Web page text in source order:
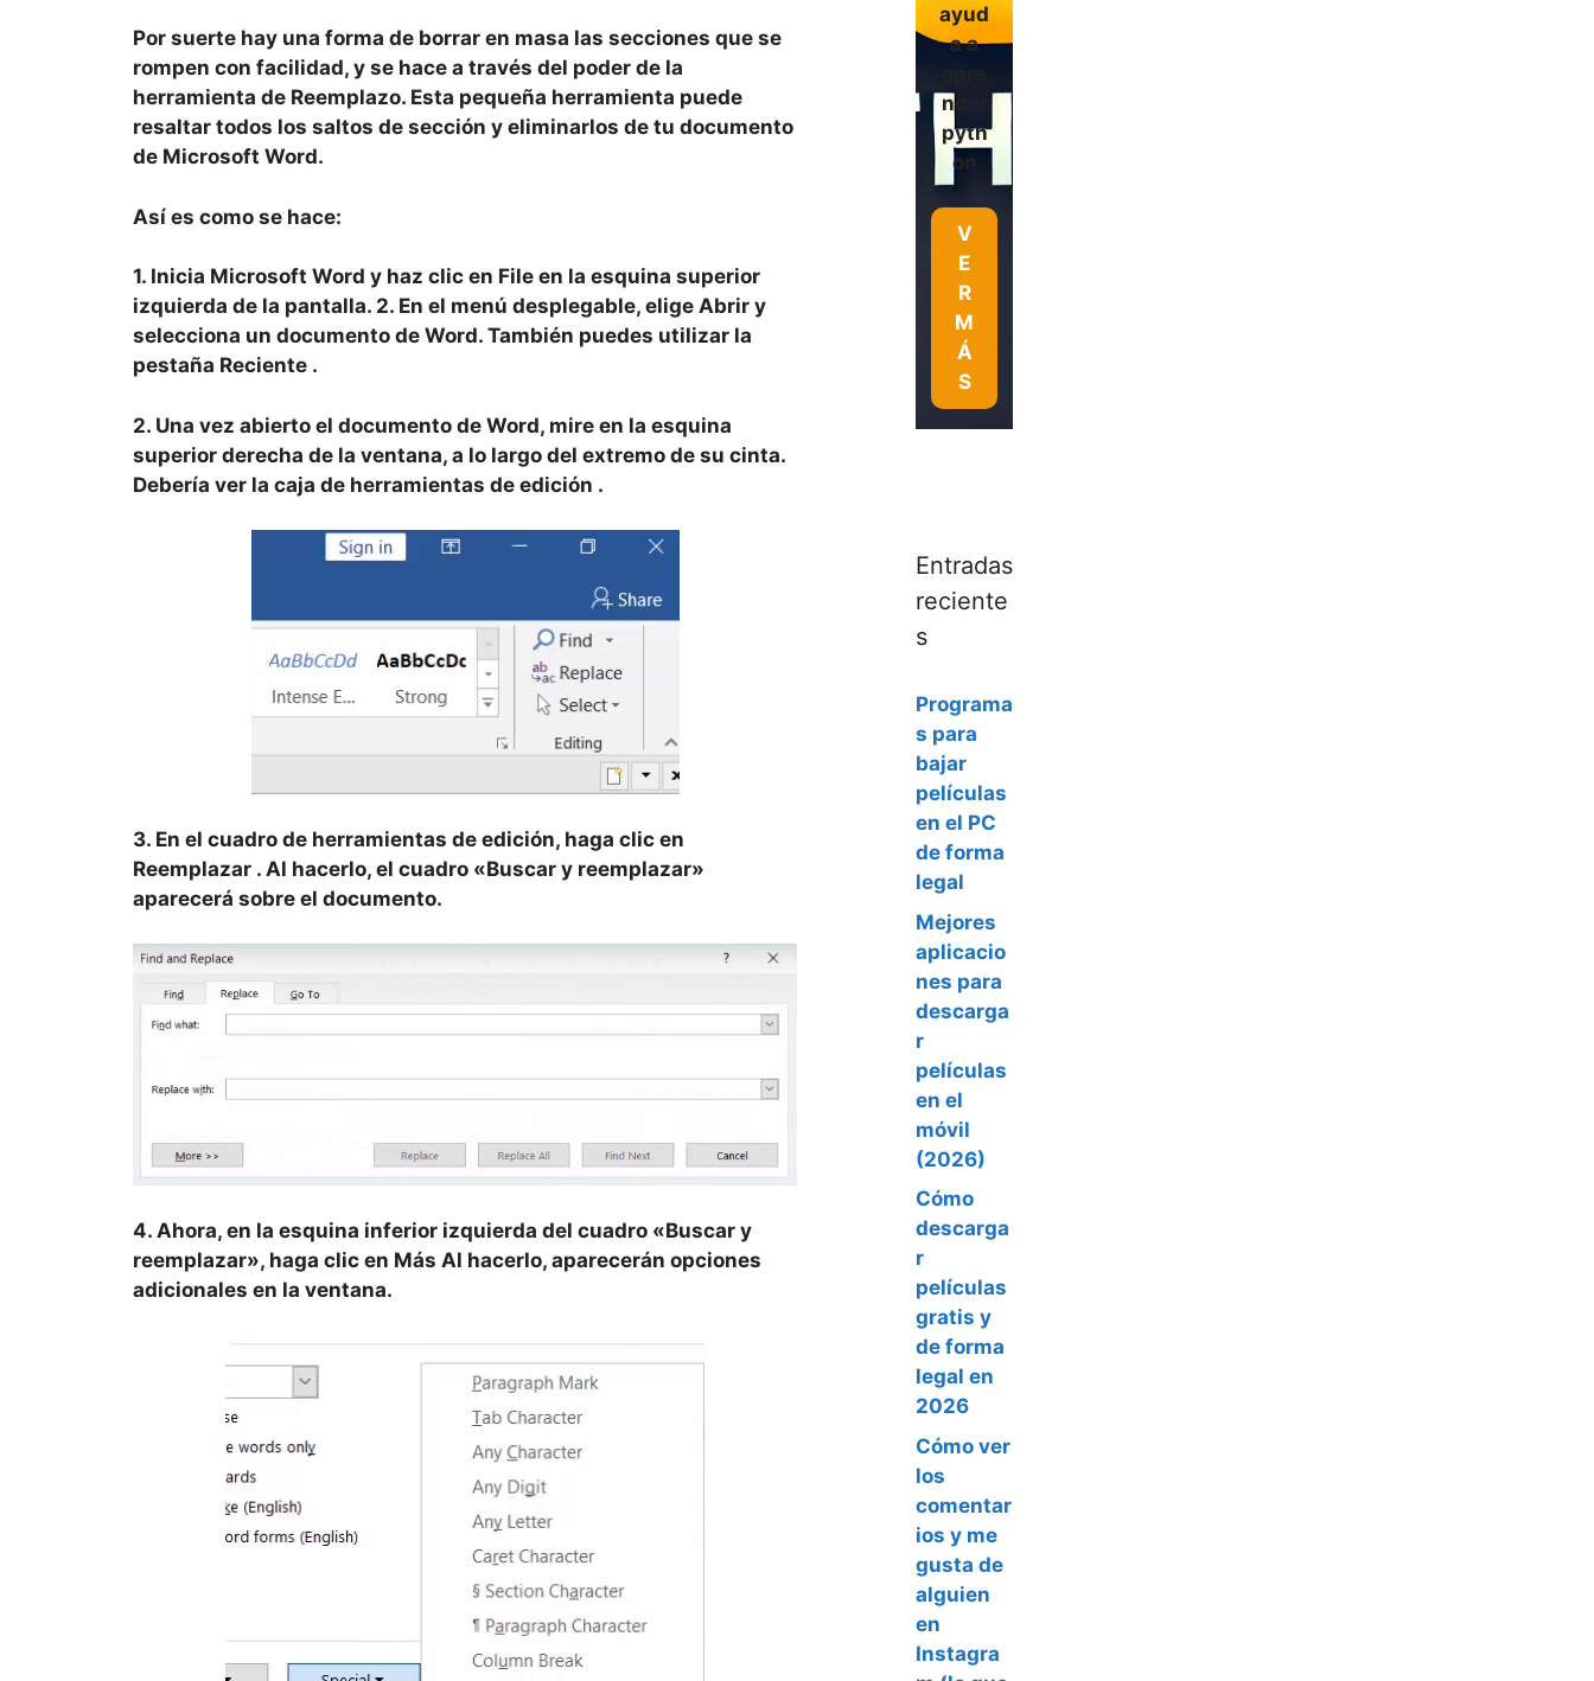
Por suerte hay una forma de borrar en masa las secciones que se
rompen con facilidad, y se hace a través del poder de la
herramienta de Reemplazo. Esta pequeña herramienta puede
resaltar todos los saltos de sección y eliminarlos de tu documento
de Microsoft Word.
Así es como se hace:
1. Inicia Microsoft Word y haz clic en File en la esquina superior
izquierda de la pantalla. 2. En el menú desplegable, elige Abrir y
selecciona un documento de Word. También puedes utilizar la
pestaña Reciente .
2. Una vez abierto el documento de Word, mire en la esquina
superior derecha de la ventana, a lo largo del extremo de su cinta.
Debería ver la caja de herramientas de edición .
3. En el cuadro de herramientas de edición, haga clic en
Reemplazar . Al hacerlo, el cuadro «Buscar y reemplazar»
aparecerá sobre el documento.
4. Ahora, en la esquina inferior izquierda del cuadro «Buscar y
reemplazar», haga clic en Más Al hacerlo, aparecerán opciones
adicionales en la ventana.
ayud
a a
nder
pyth
on
V
E
R
M
Á
S
Entradas
reciente
s
Programa
s para
bajar
películas
en el PC
de forma
legal
Mejores
aplicacio
nes para
descarga
r
películas
en el
móvil
(2026)
Cómo
descarga
r
películas
gratis y
de forma
legal en
2026
Cómo ver
los
comentar
ios y me
gusta de
alguien
en
Instagra